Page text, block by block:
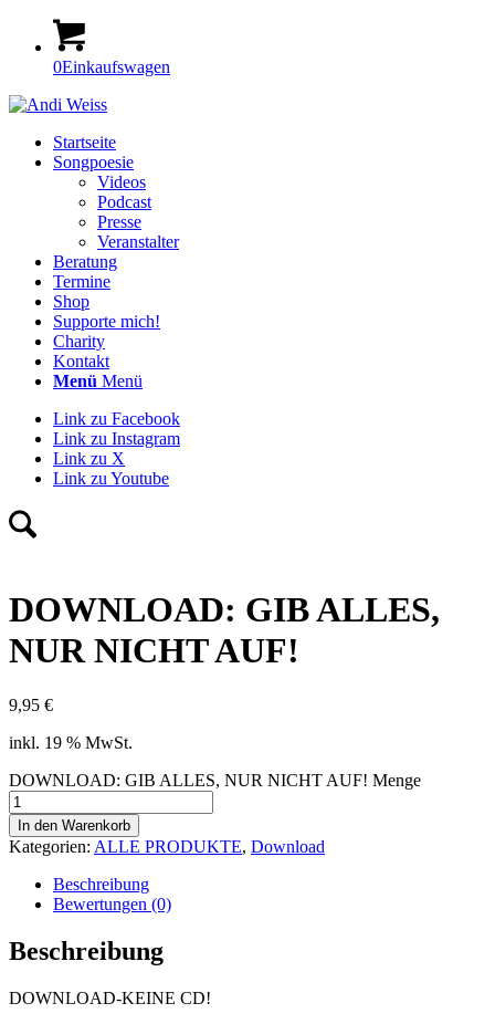
0Einkaufswagen
Startseite
Songpoesie
Videos
Podcast
Presse
Veranstalter
Beratung
Termine
Shop
Supporte mich!
Charity
Kontakt
Menü Menü
Link zu Facebook
Link zu Instagram
Link zu X
Link zu Youtube
DOWNLOAD: GIB ALLES,
NUR NICHT AUF!
9,95 €
inkl. 19 % MwSt.
DOWNLOAD: GIB ALLES, NUR NICHT AUF! Menge
In den Warenkorb
Kategorien: ALLE PRODUKTE, Download
Beschreibung
Bewertungen (0)
Beschreibung
DOWNLOAD-KEINE CD!